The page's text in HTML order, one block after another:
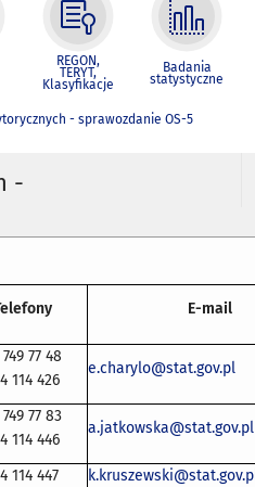
REGON,
TERYT,
Klasyfikacje
Badania
statystyczne
- sprawozdanie OS-5
-
E-mail
77 48
114 426
e.charylo@stat.gov.pl
77 83
114 446
a.jatkowska@stat.gov.pl
114 447